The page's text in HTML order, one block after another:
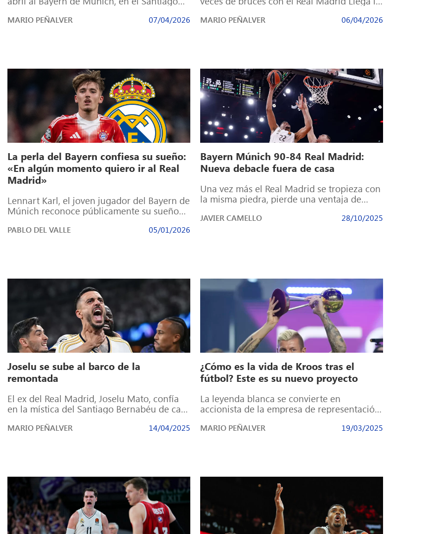
MARIO PEÑALVER 07/04/2026 MARIO PEÑALVER 06/04/2026
La perla del Bayern confiesa su sueño:
«En algún momento quiero ir al Real
Madrid»
Lennart Karl, el joven jugador del Bayern de
Múnich reconoce públicamente su sueño
PABLO DEL VALLE 05/01/2026
Bayern Múnich 90-84 Real Madrid:
Nueva debacle fuera de casa
Una vez más el Real Madrid se tropieza con
la misma piedra, pierde una ventaja de
JAVIER CAMELLO 28/10/2025
Joselu se sube al barco de la
remontada
El ex del Real Madrid, Joselu Mato, confía
en la mística del Santiago Bernabéu de cara
MARIO PEÑALVER 14/04/2025
¿Cómo es la vida de Kroos tras el
fútbol? Este es su nuevo proyecto
La leyenda blanca se convierte en
accionista de la empresa de representación
colgar […]
MARIO PEÑALVER 19/03/2025